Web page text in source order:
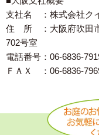
支社名 ：株式会社ク
住 所 ：大阪府吹田
702号室
電話番号：06-6836-
ＦＡＸ ：06-6836-